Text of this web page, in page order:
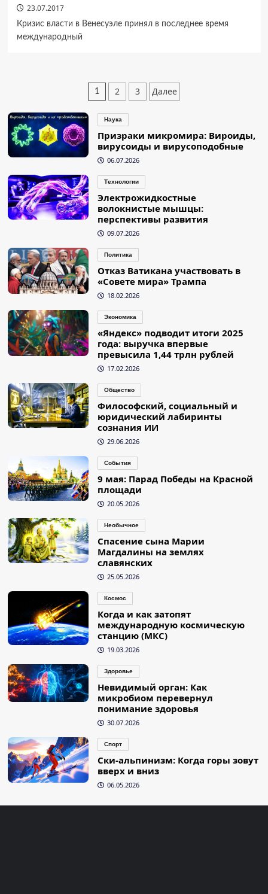
23.07.2017
Кризис власти в Венесуэле принял в последнее время
международный
Пагинация
записей
1 2 3 Далее
Наука
Призраки микромира: Вироиды,
вирусоиды и вирусоподобные
06.07.2026
Технологии
Электрожидкостные
волокнистые мышцы:
перспективы развития
09.07.2026
Политика
Отказ Ватикана участвовать в
«Совете мира» Трампа
18.02.2026
Экономика
«Яндекс» подводит итоги 2025
года: выручка впервые
превысила 1,44 трлн рублей
17.02.2026
Общество
Философский, социальный и
юридический лабиринты
сознания ИИ
29.06.2026
События
9 мая: Парад Победы на Красной
площади
20.05.2026
Необычное
Спасение сына Марии
Магдалины на землях
славянских
25.05.2026
Космос
Когда и как затопят
международную космическую
станцию (МКС)
19.03.2026
Здоровье
Невидимый орган: Как
микробиом перевернул
понимание здоровья
30.07.2026
Спорт
Ски-альпинизм: Когда горы зовут
вверх и вниз
06.05.2026